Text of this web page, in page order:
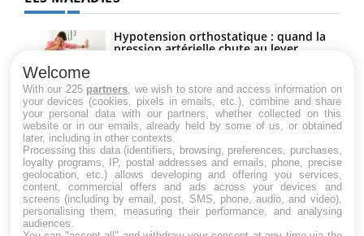
Hypotension orthostatique : quand la
pression artérielle chute au lever
Drépanocytose : une déformation des
globules rouges aux conséquences
graves
Maladie de Charcot (Sclérose latérale
amyotrophique)
Welcome
With our 225 partners , we wish to store and access information on
your devices (cookies, pixels in emails, etc.), combine and share
your personal data with our partners, whether collected on this
website or in our emails, already held by some of us, or obtained
later, including in other contexts.
Processing this data (identifiers, browsing, preferences, purchases,
loyalty programs, IP, postal addresses and emails, phone, precise
geolocation, etc.) allows developing and offering you services,
content, commercial offers and ads across your devices and
screens (including by email, post, SMS, phone, audio, and video),
personalising them, measuring their performance, and analysing
audiences.